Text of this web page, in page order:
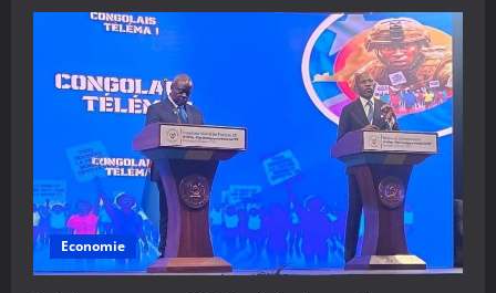
Economie